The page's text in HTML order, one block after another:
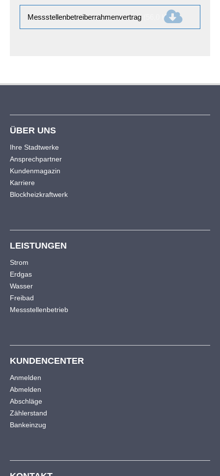
Messstellenbetreiberrahmenvertrag (56,0 KiB)
ÜBER UNS
Ihre Stadtwerke
Ansprechpartner
Kundenmagazin
Karriere
Blockheizkraftwerk
LEISTUNGEN
Strom
Erdgas
Wasser
Freibad
Messstellenbetrieb
KUNDENCENTER
Anmelden
Abmelden
Abschläge
Zählerstand
Bankeinzug